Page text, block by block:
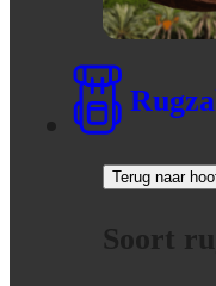
Terug naar
Soort